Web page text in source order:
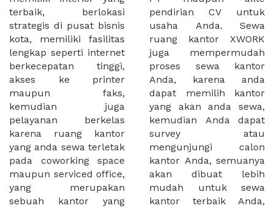
terbaik, berlokasi
strategis di pusat bisnis
kota, memiliki fasilitas
lengkap seperti internet
berkecepatan tinggi,
akses ke printer
maupun faks,
kemudian juga
pelayanan berkelas
karena ruang kantor
yang anda sewa terletak
pada coworking space
maupun serviced office,
yang merupakan
sebuah kantor yang
pendirian CV untuk
usaha Anda. Sewa
ruang kantor XWORK
juga mempermudah
proses sewa kantor
Anda, karena anda
dapat memilih kantor
yang akan anda sewa,
kemudian Anda dapat
survey atau
mengunjungi calon
kantor Anda, semuanya
akan dibuat lebih
mudah untuk sewa
kantor terbaik Anda,